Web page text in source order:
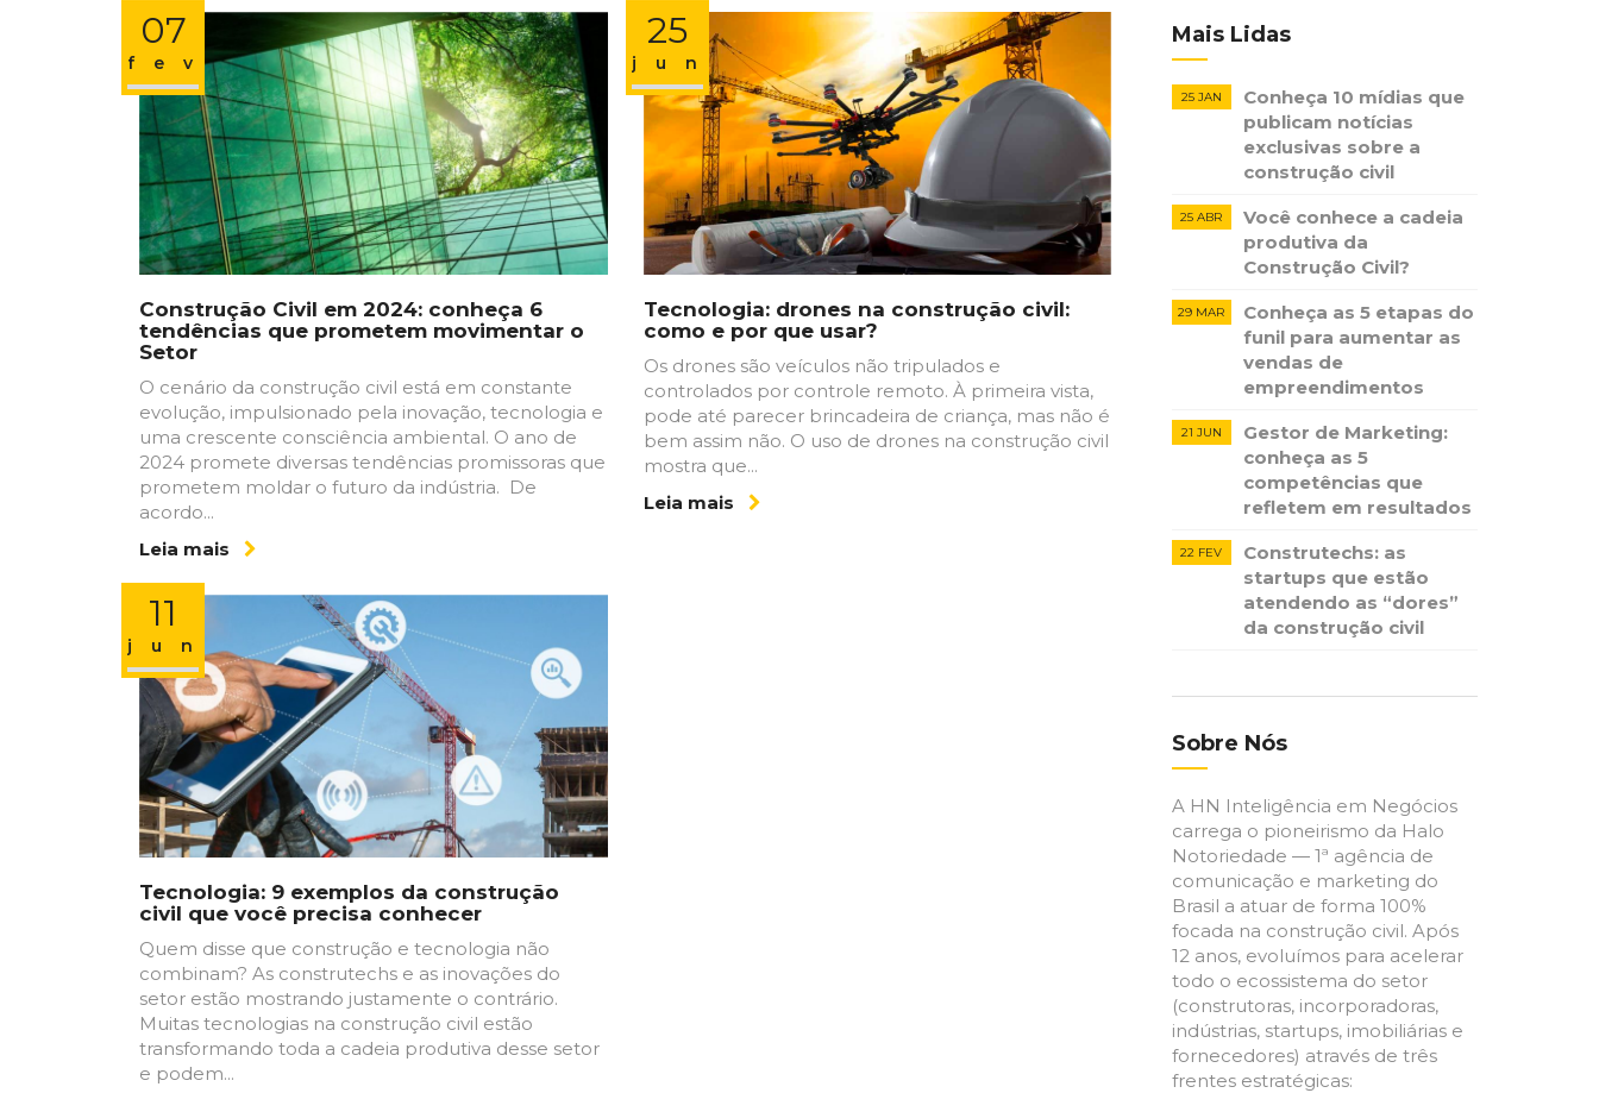
07
fev
Construção Civil em 2024: conheça 6
tendências que prometem movimentar o
Setor
O cenário da construção civil está em constante
evolução, impulsionado pela inovação, tecnologia e
uma crescente consciência ambiental. O ano de
2024 promete diversas tendências promissoras que
prometem moldar o futuro da indústria. De
acordo...
Leia mais
25
jun
Tecnologia: drones na construção civil:
como e por que usar?
Os drones são veículos não tripulados e
controlados por controle remoto. À primeira vista,
pode até parecer brincadeira de criança, mas não é
bem assim não. O uso de drones na construção civil
mostra que...
Leia mais
11
jun
Tecnologia: 9 exemplos da construção
civil que você precisa conhecer
Quem disse que construção e tecnologia não
combinam? As construtechs e as inovações do
setor estão mostrando justamente o contrário.
Muitas tecnologias na construção civil estão
transformando toda a cadeia produtiva desse setor
e podem...
Mais Lidas
25 JAN
Conheça 10 mídias que
publicam notícias ​
exclusivas sobre​ ​a
construção​ ​civil
25 ABR
Você conhece a cadeia
produtiva da
Construção Civil?
29 MAR
Conheça as 5 etapas do
funil para aumentar as
vendas de
empreendimentos
21 JUN
Gestor de Marketing:
conheça as 5
competências que
refletem em resultados
22 FEV
Construtechs: as
startups que estão
atendendo as “dores”
da construção civil
Sobre Nós
A HN Inteligência em Negócios
carrega o pioneirismo da Halo
Notoriedade — 1ª agência de
comunicação e marketing do
Brasil a atuar de forma 100%
focada na construção civil. Após
12 anos, evoluímos para acelerar
todo o ecossistema do setor
(construtoras, incorporadoras,
indústrias, startups, imobiliárias e
fornecedores) através de três
frentes estratégicas: